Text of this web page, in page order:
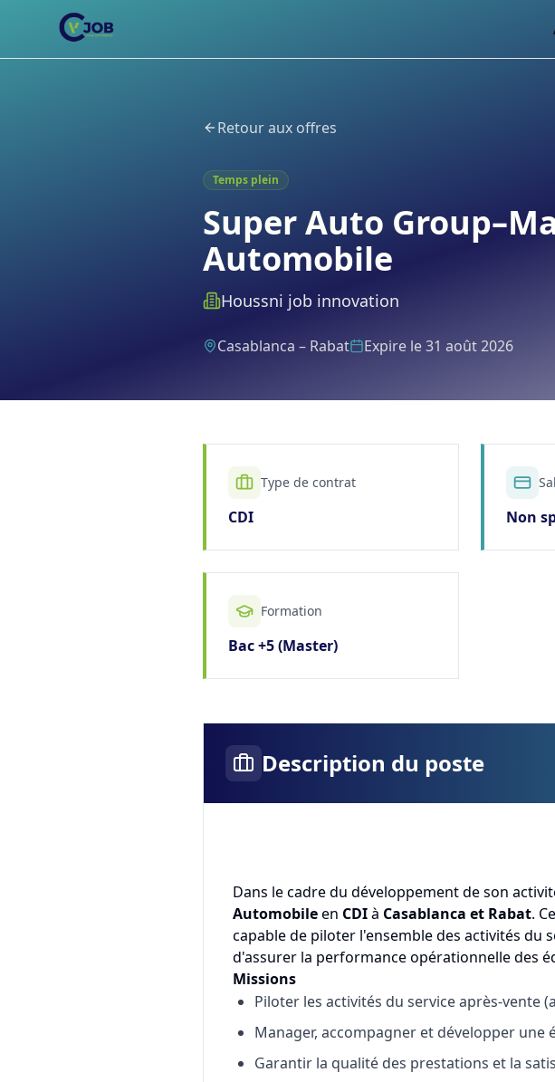
Retour aux offres
Temps plein
Super Auto
Automobile
Houssni job innovation
Casablanca – Rabat Expire le31 août 2026
Type de contrat
CDI Non
Formation
Bac +5 (Master)
Description du poste
Dans le cadre du développement de son
Automobileen CDIà Casablanca et Rabat.
capable de piloter l'ensemble des activités du
d'assurer la performance opérationnelle des
Missions
Piloter les activités du service après-vente
Manager, accompagner et développer
Garantir la qualité des prestations et la